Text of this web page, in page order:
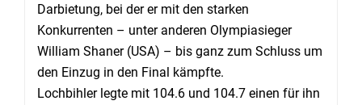
Darbietung, bei der er mit den starken
Konkurrenten – unter anderen Olympiasieger
William Shaner (USA) – bis ganz zum Schluss um
den Einzug in den Final kämpfte.
Lochbihler legte mit 104.6 und 104.7 einen für ihn